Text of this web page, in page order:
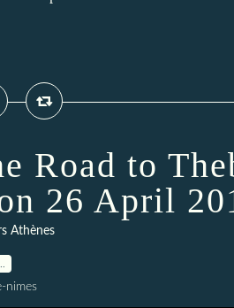
Road to
26 April
Athènes
nimes